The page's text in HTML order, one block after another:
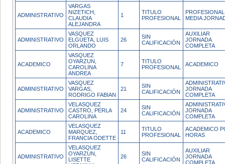
ADMINISTRATIVO
VARGAS
NIZETICH,
CLAUDIA
ALEJANDRA
1
TITULO
PROFESIONAL
PROFESIONAL
MEDIA
ADMINISTRATIVO
VASQUEZ
ELGUETA, LUIS
ORLANDO
26
SIN
CALIFICACIÓN
AUXILIAR
JORNADA
COMPLETA
ACADEMICO
VASQUEZ
OYARZUN,
CAROLINA
ANDREA
7
TITULO
PROFESIONAL
ACADEMICO
ADMINISTRATIVO
VASQUEZ
VARGAS,
RODRIGO FABIAN
21
SIN
CALIFICACIÓN
JORNADA
COMPLETA
ADMINISTRATIVO
VELASQUEZ
CASTRO, PERLA
CAROLINA
24
SIN
CALIFICACIÓN
JORNADA
COMPLETA
ACADEMICO
VELASQUEZ
MARQUEZ,
FRANCIA ODETTE
11
TITULO
PROFESIONAL
ACADEMICO
HORAS
ADMINISTRATIVO
VELASQUEZ
OYARZUN,
LISETTE
26
SIN
CALIFICACIÓN
AUXILIAR
JORNADA
COMPLETA